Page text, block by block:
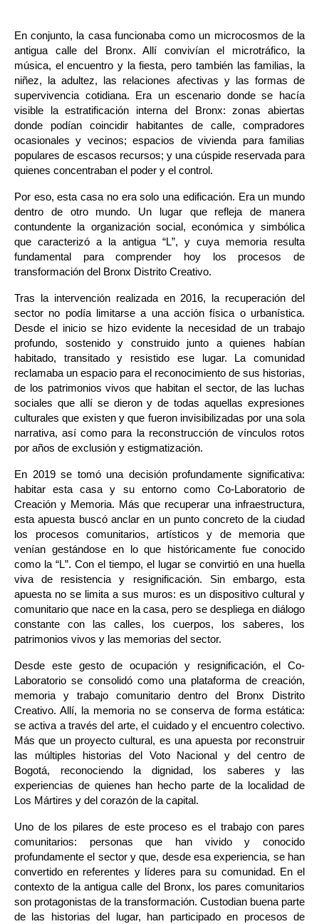
En conjunto, la casa funcionaba como un microcosmos de la
antigua calle del Bronx. Allí convivían el microtráfico, la
música, el encuentro y la fiesta, pero también las familias, la
niñez, la adultez, las relaciones afectivas y las formas de
supervivencia cotidiana. Era un escenario donde se hacía
visible la estratificación interna del Bronx: zonas abiertas
donde podían coincidir habitantes de calle, compradores
ocasionales y vecinos; espacios de vivienda para familias
populares de escasos recursos; y una cúspide reservada para
quienes concentraban el poder y el control.
Por eso, esta casa no era solo una edificación. Era un mundo
dentro de otro mundo. Un lugar que refleja de manera
contundente la organización social, económica y simbólica
que caracterizó a la antigua “L”, y cuya memoria resulta
fundamental para comprender hoy los procesos de
transformación del Bronx Distrito Creativo.
Tras la intervención realizada en 2016, la recuperación del
sector no podía limitarse a una acción física o urbanística.
Desde el inicio se hizo evidente la necesidad de un trabajo
profundo, sostenido y construido junto a quienes habían
habitado, transitado y resistido ese lugar. La comunidad
reclamaba un espacio para el reconocimiento de sus historias,
de los patrimonios vivos que habitan el sector, de las luchas
sociales que allí se dieron y de todas aquellas expresiones
culturales que existen y que fueron invisibilizadas por una sola
narrativa, así como para la reconstrucción de vínculos rotos
por años de exclusión y estigmatización.
En 2019 se tomó una decisión profundamente significativa:
habitar esta casa y su entorno como Co-Laboratorio de
Creación y Memoria. Más que recuperar una infraestructura,
esta apuesta buscó anclar en un punto concreto de la ciudad
los procesos comunitarios, artísticos y de memoria que
venían gestándose en lo que históricamente fue conocido
como la “L”. Con el tiempo, el lugar se convirtió en una huella
viva de resistencia y resignificación. Sin embargo, esta
apuesta no se limita a sus muros: es un dispositivo cultural y
comunitario que nace en la casa, pero se despliega en diálogo
constante con las calles, los cuerpos, los saberes, los
patrimonios vivos y las memorias del sector.
Desde este gesto de ocupación y resignificación, el Co-
Laboratorio se consolidó como una plataforma de creación,
memoria y trabajo comunitario dentro del Bronx Distrito
Creativo. Allí, la memoria no se conserva de forma estática:
se activa a través del arte, el cuidado y el encuentro colectivo.
Más que un proyecto cultural, es una apuesta por reconstruir
las múltiples historias del Voto Nacional y del centro de
Bogotá, reconociendo la dignidad, los saberes y las
experiencias de quienes han hecho parte de la localidad de
Los Mártires y del corazón de la capital.
Uno de los pilares de este proceso es el trabajo con pares
comunitarios: personas que han vivido y conocido
profundamente el sector y que, desde esa experiencia, se han
convertido en referentes y líderes para su comunidad. En el
contexto de la antigua calle del Bronx, los pares comunitarios
son protagonistas de la transformación. Custodian buena parte
de las historias del lugar, han participado en procesos de